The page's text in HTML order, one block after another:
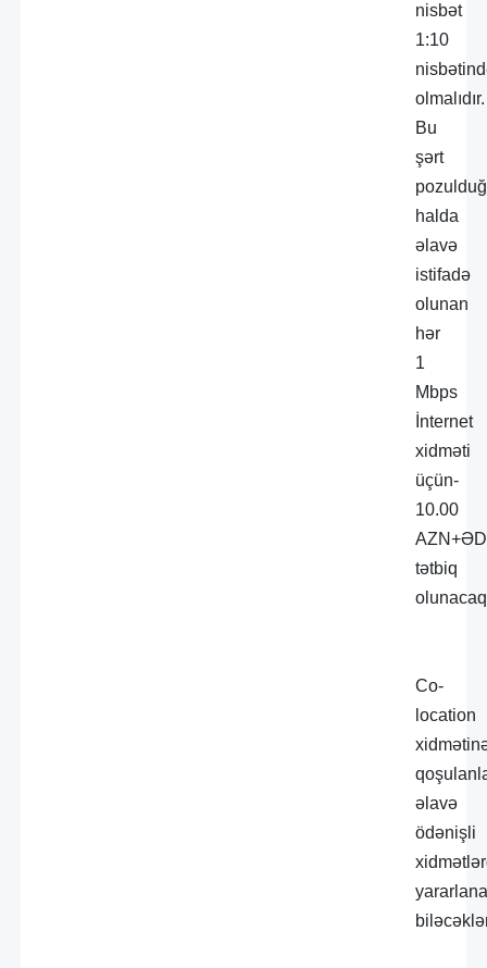
nisbət
1:10
olmalıdır.
Bu
şərt
halda
əlavə
istifadə
olunan
hər
1
Mbps
İnternet
xidməti
üçün-
10.00
tətbiq
Co-
location
əlavə
ödənişli